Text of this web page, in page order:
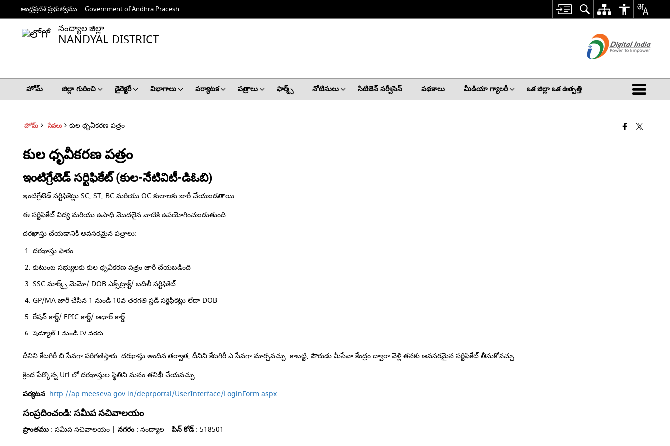
ఆంధ్రప్రదేశ్ ప్రభుత్వము Government of Andhra Pradesh
నంద్యాల జిల్లా
NANDYAL DISTRICT
హోమ్ జిల్లా గురించి డైరెక్టరీ విభాగాలు పర్యాటక పత్రాలు ఫార్మ్స్ నోటిసులు సిటిజెన్ సర్వీసెస్ పథకాలు మీడియా గ్యాలరీ ఒక జిల్లా ఒక ఉత్పత్తి
హోమ్ సేవలు కుల ధృవీకరణ పత్రం
కుల ధృవీకరణ పత్రం
ఇంటిగ్రేటెడ్ సర్టిఫికేట్ (కుల-నేటివిటీ-డిఓబి)
ఇంటిగ్రేటెడ్ సర్టిఫికెట్లు SC, ST, BC మరియు OC కులాలకు జారీ చేయబడతాయి.
ఈ సర్టిఫికేట్ విద్య మరియు ఉపాధి మొదలైన వాటికి ఉపయోగించబడుతుంది.
దరఖాస్తు చేయడానికి అవసరమైన పత్రాలు:
దరఖాస్తు ఫారం
కుటుంబ సభ్యులకు కుల ధృవీకరణ పత్రం జారీ చేయబడింది
SSC మార్క్స్ మెమో/ DOB ఎక్స్‌ట్రాక్ట్/ బదిలీ సర్టిఫికెట్
GP/MA జారీ చేసిన 1 నుండి 10వ తరగతి స్టడీ సర్టిఫికెట్లు లేదా DOB
రేషన్ కార్డ్/ EPIC కార్డ్/ ఆధార్ కార్డ్
షెడ్యూల్ I నుండి IV వరకు
దీనిని కేటగిరీ బి సేవగా పరిగణిస్తారు. దరఖాస్తు అందిన తర్వాత, దీనిని కేటగిరీ ఎ సేవగా మార్చవచ్చు. కాబట్టి, పౌరుడు మీసేవా కేంద్రం ద్వారా వెళ్లి తనకు అవసరమైన సర్టిఫికేట్ తీసుకోవచ్చు.
క్రింద పేర్కొన్న Url లో దరఖాస్తుల స్థితిని మనం తనిఖీ చేయవచ్చు.
పర్యటన: http://ap.meeseva.gov.in/deptportal/UserInterface/LoginForm.aspx
సంప్రదించండి: సమీప సచివాలయం
ప్రాంతము : సమీప సచివాలయం |నగరం: నంద్యాల |పిన్ కోడ్: 518501